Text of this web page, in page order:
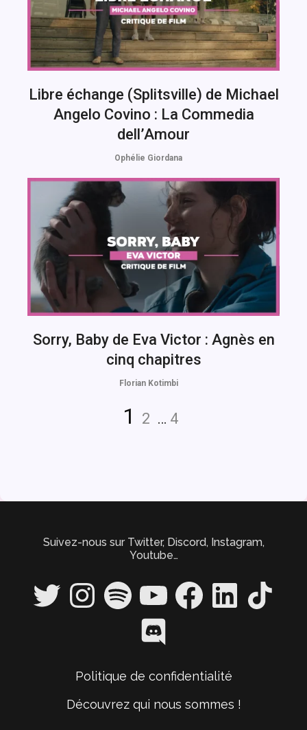
Libre échange (Splitsville) de Michael
Angelo Covino : La Commedia
dell’Amour
Ophélie Giordana
Sorry, Baby de Eva Victor : Agnès en
cinq chapitres
Florian Kotimbi
Page
1 Page
2 … Page
4
Suivez-nous sur Twitter, Discord, Instagram,
Youtube…
Twitter InstagramSpotify YouTube FacebookLinkedIn TikTok
Discord
Politique de confidentialité
Découvrez qui nous sommes !